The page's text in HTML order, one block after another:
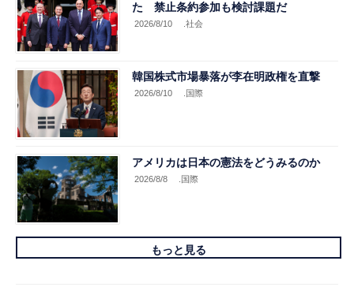
た 禁止条約参加も検討課題だ
2026/8/10 .社会
韓国株式市場暴落が李在明政権を直撃
2026/8/10 .国際
アメリカは日本の憲法をどうみるのか
2026/8/8 .国際
もっと見る